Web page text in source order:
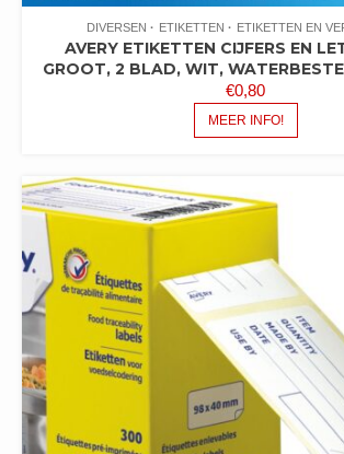
DIVERSEN ETIKETTEN ETIKETTEN EN
AVERY ETIKETTEN CIJFERS EN
GROOT, 2 BLAD, WIT,
€0,80
MEER INFO!